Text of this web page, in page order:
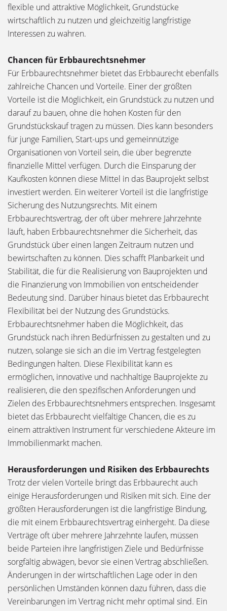
flexible und attraktive Möglichkeit, Grundstücke
wirtschaftlich zu nutzen und gleichzeitig langfristige
Interessen zu wahren.
Chancen für Erbbaurechtsnehmer
Für Erbbaurechtsnehmer bietet das Erbbaurecht ebenfalls
zahlreiche Chancen und Vorteile. Einer der größten
Vorteile ist die Möglichkeit, ein Grundstück zu nutzen und
darauf zu bauen, ohne die hohen Kosten für den
Grundstückskauf tragen zu müssen. Dies kann besonders
für junge Familien, Start-ups und gemeinnützige
Organisationen von Vorteil sein, die über begrenzte
finanzielle Mittel verfügen. Durch die Einsparung der
Kaufkosten können diese Mittel in das Bauprojekt selbst
investiert werden. Ein weiterer Vorteil ist die langfristige
Sicherung des Nutzungsrechts. Mit einem
Erbbaurechtsvertrag, der oft über mehrere Jahrzehnte
läuft, haben Erbbaurechtsnehmer die Sicherheit, das
Grundstück über einen langen Zeitraum nutzen und
bewirtschaften zu können. Dies schafft Planbarkeit und
Stabilität, die für die Realisierung von Bauprojekten und
die Finanzierung von Immobilien von entscheidender
Bedeutung sind. Darüber hinaus bietet das Erbbaurecht
Flexibilität bei der Nutzung des Grundstücks.
Erbbaurechtsnehmer haben die Möglichkeit, das
Grundstück nach ihren Bedürfnissen zu gestalten und zu
nutzen, solange sie sich an die im Vertrag festgelegten
Bedingungen halten. Diese Flexibilität kann es
ermöglichen, innovative und nachhaltige Bauprojekte zu
realisieren, die den spezifischen Anforderungen und
Zielen des Erbbaurechtsnehmers entsprechen. Insgesamt
bietet das Erbbaurecht vielfältige Chancen, die es zu
einem attraktiven Instrument für verschiedene Akteure im
Immobilienmarkt machen.
Herausforderungen und Risiken des Erbbaurechts
Trotz der vielen Vorteile bringt das Erbbaurecht auch
einige Herausforderungen und Risiken mit sich. Eine der
größten Herausforderungen ist die langfristige Bindung,
die mit einem Erbbaurechtsvertrag einhergeht. Da diese
Verträge oft über mehrere Jahrzehnte laufen, müssen
beide Parteien ihre langfristigen Ziele und Bedürfnisse
sorgfältig abwägen, bevor sie einen Vertrag abschließen.
Änderungen in der wirtschaftlichen Lage oder in den
persönlichen Umständen können dazu führen, dass die
Vereinbarungen im Vertrag nicht mehr optimal sind. Ein